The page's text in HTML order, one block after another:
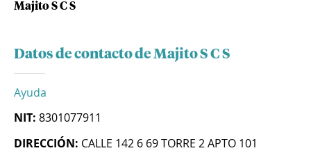
Majito S C S
Datos de contacto de Majito S C S
Ayuda
NIT: 8301077911
DIRECCIÓN: CALLE 142 6 69 TORRE 2 APTO 101